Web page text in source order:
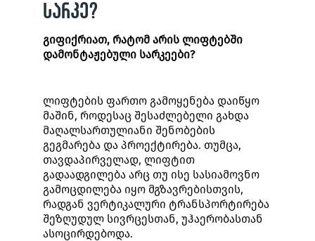
ᲡᲐᲠᲙᲔ?
გიფიქრიათ, რატომ არის ლიფტებში
დამონტაჟებული სარკეები?
ლიფტების ფართო გამოყენება დაიწყო
მაშინ, როდესაც შესაძლებელი გახდა
მაღალსართულიანი შენობების
გეგმარება და პროექტირება. თუმცა,
თავდაპირველად, ლიფტით
გადაადგილება არც თუ ისე სასიამოვნო
გამოცდილება იყო მგზავრებისთვის,
რადგან ვერტიკალური ტრანსპორტირება
შეზღუდულ სივრცესთან, უჰაერობასთან
ასოცირდებოდა.